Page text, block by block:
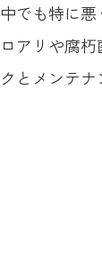
中でも特に
ロアリや腐
クとメンテナ